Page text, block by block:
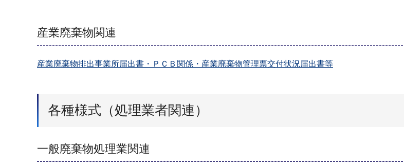
産業廃棄物関連
産業廃棄物排出事業所届出書・ＰＣＢ関係・産業廃棄物管理票交付状況届出書等
各種様式（処理業者関連）
一般廃棄物処理業関連